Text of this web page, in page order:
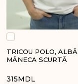
TRICOU POLO, ALBĂ
MÂNECA SCURTĂ
315MDL